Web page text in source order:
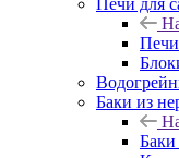
Печи для
Печи
Баки из
Баки